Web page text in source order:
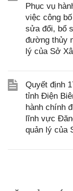
Phục vụ
việc công
sửa đổi, bổ
đường thủy
lý của Sở
Quyết định
tỉnh Điện
hành chính
lĩnh vực
quản lý của